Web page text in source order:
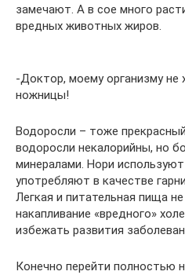
замечают. А в сое много
вредных животных жиров.
-Доктор, моему организму не
ножницы!
Водоросли – тоже
водоросли некалорийны, но
минералами. Нори
употребляют в качестве
Легкая и питательная пища
накапливание «вредного»
избежать развития
Конечно перейти полностью